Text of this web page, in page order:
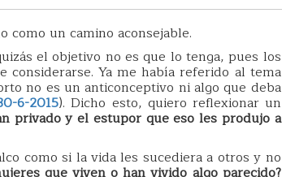
un camino aconsejable.
el objetivo no es que lo tenga, pues los
Ya me había referido al tema
no es un anticonceptivo ni algo que deba
6-2015). Dicho esto, quiero reflexionar un
privado y el estupor que eso les produjo a
como si la vida les sucediera a otros y no